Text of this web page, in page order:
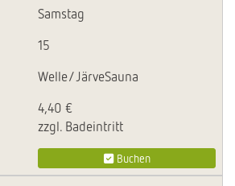
Samstag
15
Welle/JärveSauna
4,40 €
zzgl. Badeintritt
Buchen